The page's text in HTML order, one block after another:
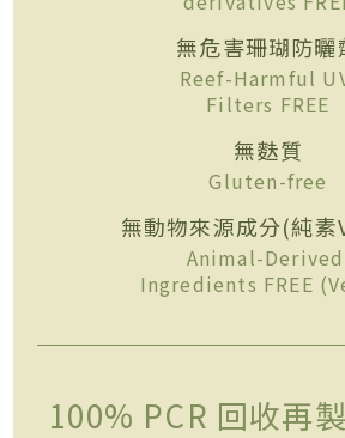
無危害珊瑚防曬
Reef-Harmful
Filters FREE
無麩質
Gluten-free
無動物來源成分(純
Animal-Derived
Ingredients FREE
100% PCR 回收再